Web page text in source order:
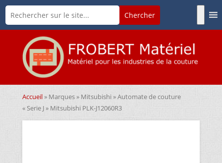
Accueil» Marques» Mitsubishi» Automate de couture
« Serie J » Mitsubishi PLK-J12060R3